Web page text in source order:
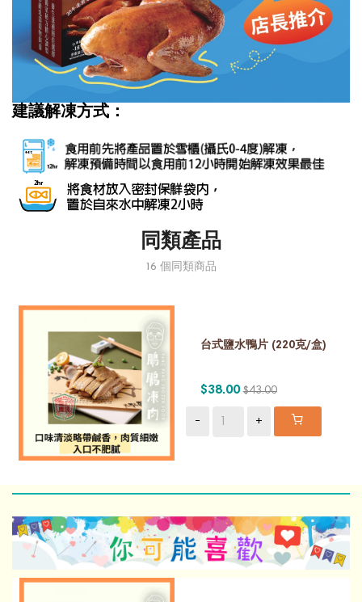
建議解凍方式：
同類產品
16 個同類商品
台式鹽水鴨片 (220克/盒)
$38.00 $43.00
- +